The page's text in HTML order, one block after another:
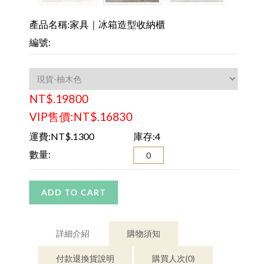
產品名稱:家具｜冰箱造型收納櫃
編號:
NT$.19800
VIP售價:NT$.16830
運費:NT$.1300
庫存:4
數量:
ADD TO CART
詳細介紹 購物須知
付款退換貨說明 購買人次(0)